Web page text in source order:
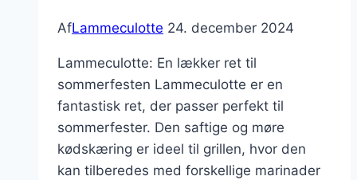
AfLammeculotte 24. december 2024
Lammeculotte: En lækker ret til
sommerfesten Lammeculotte er en
fantastisk ret, der passer perfekt til
sommerfester. Den saftige og møre
kødskæring er ideel til grillen, hvor den
kan tilberedes med forskellige marinader